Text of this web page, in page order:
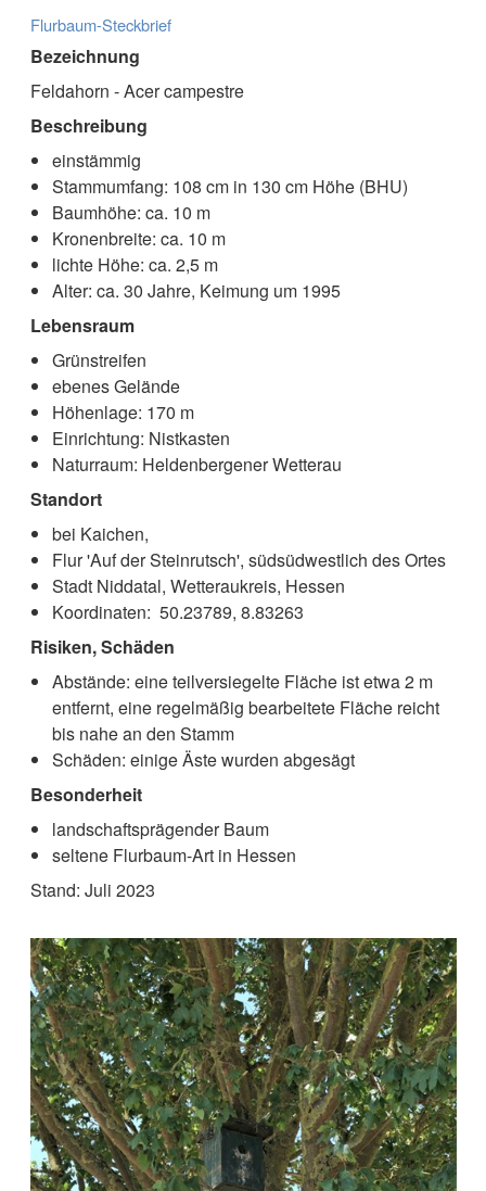
Flurbaum-Steckbrief
Bezeichnung
Feldahorn - Acer campestre
Beschreibung
einstämmig
Stammumfang: 108 cm in 130 cm Höhe (BHU)
Baumhöhe: ca. 10 m
Kronenbreite: ca. 10 m
lichte Höhe: ca. 2,5 m
Alter: ca. 30 Jahre, Keimung um 1995
Lebensraum
Grünstreifen
ebenes Gelände
Höhenlage: 170 m
Einrichtung: Nistkasten
Naturraum: Heldenbergener Wetterau
Standort
bei Kaichen,
Flur 'Auf der Steinrutsch', südsüdwestlich des Ortes
Stadt Niddatal, Wetteraukreis, Hessen
Koordinaten: 50.23789, 8.83263
Risiken, Schäden
Abstände: eine teilversiegelte Fläche ist etwa 2 m
entfernt, eine regelmäßig bearbeitete Fläche reicht
bis nahe an den Stamm
Schäden: einige Äste wurden abgesägt
Besonderheit
landschaftsprägender Baum
seltene Flurbaum-Art in Hessen
Stand: Juli 2023